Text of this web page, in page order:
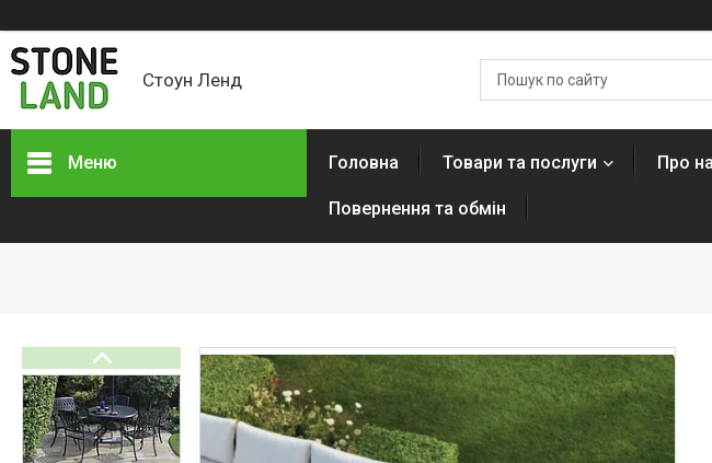
Стоун Ленд
Меню Головна Товари та послуги Про
Повернення та обмін